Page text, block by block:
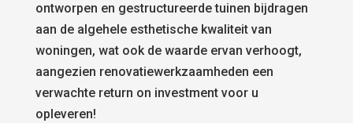
ontworpen en gestructureerde tuinen bijdragen
aan de algehele esthetische kwaliteit van
woningen, wat ook de waarde ervan verhoogt,
aangezien renovatiewerkzaamheden een
verwachte return on investment voor u
opleveren!